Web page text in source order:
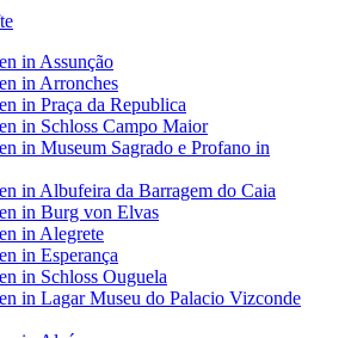
in Assunção
in Arronches
in Praça da Republica
in Schloss Campo Maior
in Museum Sagrado e Profano in
in Albufeira da Barragem do Caia
in Burg von Elvas
in Alegrete
in Esperança
in Schloss Ouguela
in Lagar Museu do Palacio Vizconde